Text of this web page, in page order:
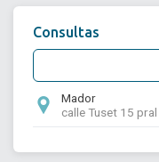
Consultas
Mador
calle Tuset 15 pral